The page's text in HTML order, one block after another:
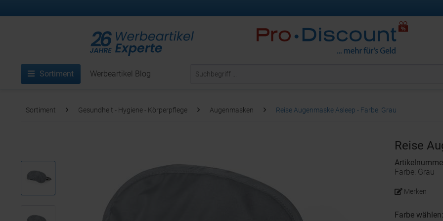
Sortiment Werbeartikel Blog
Sortiment Gesundheit - Hygiene - Körperpflege Augenmasken Reise Augenmaske Asleep - Farbe: Grau
Reise
Farbe: Grau
Merken
Farbe wählen: